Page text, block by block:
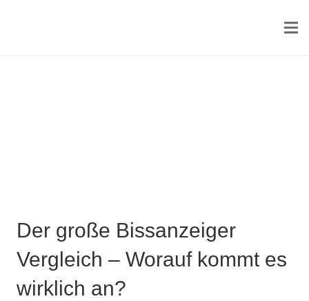
Der große Bissanzeiger
Vergleich – Worauf kommt es
wirklich an?